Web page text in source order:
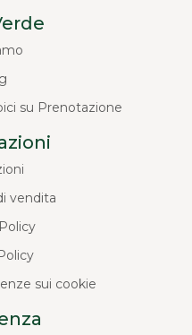
su Prenotazione
vendita
sui cookie